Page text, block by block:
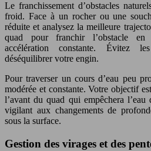
Le franchissement d’obstacles
froid. Face à un rocher ou une
réduite et analysez la meilleure
quad pour franchir l’obstacle
accélération constante. Évitez
déséquilibrer votre engin.
Pour traverser un cours d’eau peu
modérée et constante. Votre objectif
l’avant du quad qui empêchera l’eau
vigilant aux changements de
sous la surface.
Gestion des virages et des